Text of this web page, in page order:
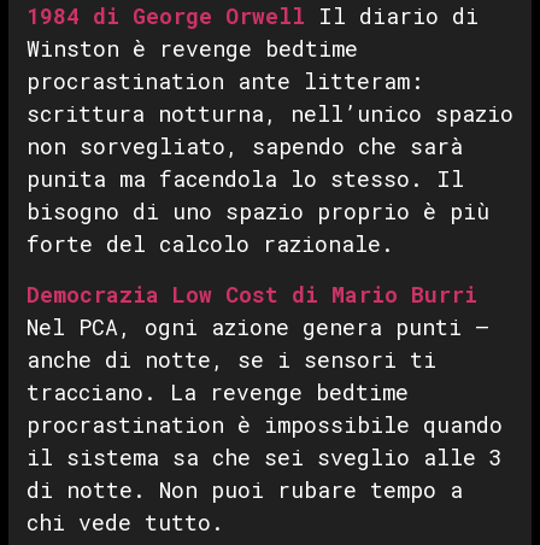
1984 di George Orwell Il diario di
Winston è revenge bedtime
procrastination ante litteram:
scrittura notturna, nell’unico spazio
non sorvegliato, sapendo che sarà
punita ma facendola lo stesso. Il
bisogno di uno spazio proprio è più
forte del calcolo razionale.
Democrazia Low Cost di Mario Burri
Nel PCA, ogni azione genera punti —
anche di notte, se i sensori ti
tracciano. La revenge bedtime
procrastination è impossibile quando
il sistema sa che sei sveglio alle 3
di notte. Non puoi rubare tempo a
chi vede tutto.